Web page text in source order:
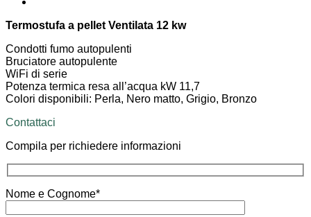
Termostufa a pellet Ventilata 12 kw
Condotti fumo autopulenti
Bruciatore autopulente
WiFi di serie
Potenza termica resa all’acqua kW 11,7
Colori disponibili: Perla, Nero matto, Grigio, Bronzo
Contattaci
Compila per richiedere informazioni
Nome e Cognome*